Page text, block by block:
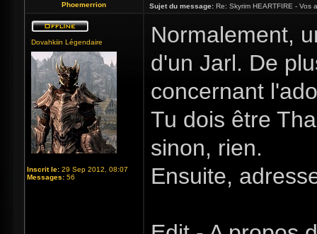
Phoemerrion Sujet du message: Re: Skyrim HEARTFIRE - Vos
Dovahkiin Légendaire
Inscrit le: 29 Sep 2012, 08:07
Messages: 56
Normalement,
d'un Jarl. De
concernant
Tu dois être
sinon, rien.
Ensuite,